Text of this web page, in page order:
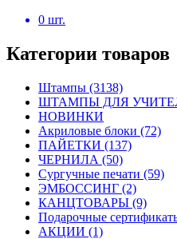
0 шт.
Категории товаров
Штампы (3138)
ШТАМПЫ ДЛЯ
НОВИНКИ
Акриловые блоки (72)
ПАЙЕТКИ (137)
ЧЕРНИЛА (50)
Сургучные печати (59)
ЭМБОССИНГ (2)
КАНЦТОВАРЫ (9)
Подарочные
АКЦИИ (1)